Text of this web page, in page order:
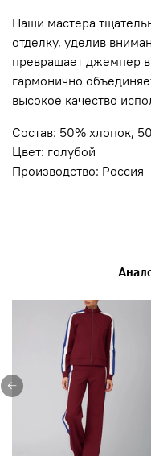
Наши мастера
отделку, уделив
превращает джемпер
гармонично
высокое качество
Состав: 50% хлопок,
Цвет: голубой
Производство: Россия